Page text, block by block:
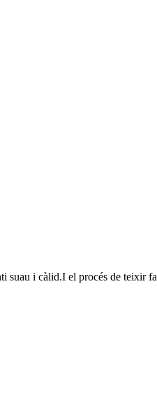
i càlid.I el procés de teixir